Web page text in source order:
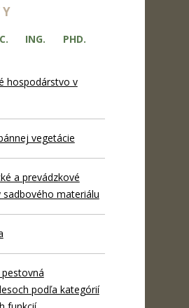
ING. PHD.
hospodárstvo v
vegetácie
a prevádzkové
sadbového materiálu
podľa kategórií